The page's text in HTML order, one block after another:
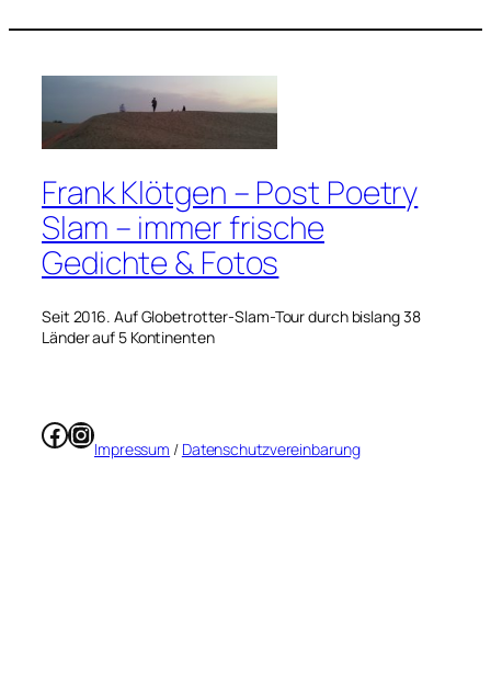
Frank Klötgen – Post Poetry
Slam – immer frische
Gedichte & Fotos
Seit 2016. Auf Globetrotter-Slam-Tour durch bislang 38
Länder auf 5 Kontinenten
Facebook
Instagram
Impressum / Datenschutzvereinbarung